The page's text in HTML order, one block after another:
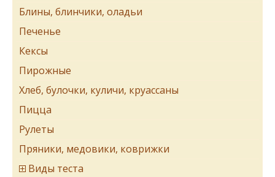
Блины, блинчики, оладьи
Печенье
Кексы
Пирожные
Хлеб, булочки, куличи, круассаны
Пицца
Рулеты
Пряники, медовики, коврижки
Виды теста